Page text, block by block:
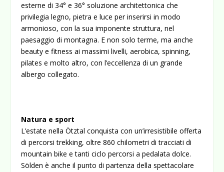
esterne di 34° e 36° soluzione architettonica che
privilegia legno, pietra e luce per inserirsi in modo
armonioso, con la sua imponente struttura, nel
paesaggio di montagna. E non solo terme, ma anche
beauty e fitness ai massimi livelli, aerobica, spinning,
pilates e molto altro, con l’eccellenza di un grande
albergo collegato.
Natura e sport
L’estate nella Ötztal conquista con un’irresistibile offerta
di percorsi trekking, oltre 860 chilometri di tracciati di
mountain bike e tanti ciclo percorsi a pedalata dolce.
Sölden è anche il punto di partenza della spettacolare